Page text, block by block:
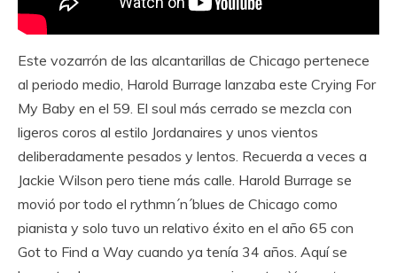
Este vozarrón de las alcantarillas de Chicago pertenece
al periodo medio, Harold Burrage lanzaba este Crying For
My Baby en el 59. El soul más cerrado se mezcla con
ligeros coros al estilo Jordanaires y unos vientos
deliberadamente pesados y lentos. Recuerda a veces a
Jackie Wilson pero tiene más calle. Harold Burrage se
movió por todo el rythmn´n´blues de Chicago como
pianista y solo tuvo un relativo éxito en el año 65 con
Got to Find a Way cuando ya tenía 34 años. Aquí se